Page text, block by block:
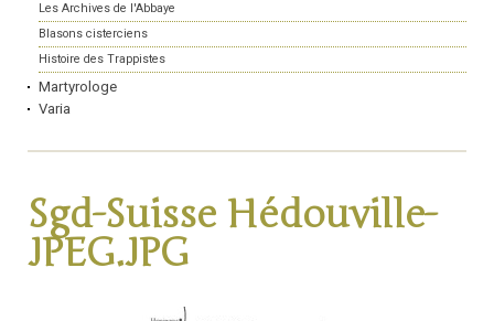
Les Archives de l'Abbaye
Blasons cisterciens
Histoire des Trappistes
Martyrologe
Varia
Sgd-Suisse Hédouville-
JPEG.JPG